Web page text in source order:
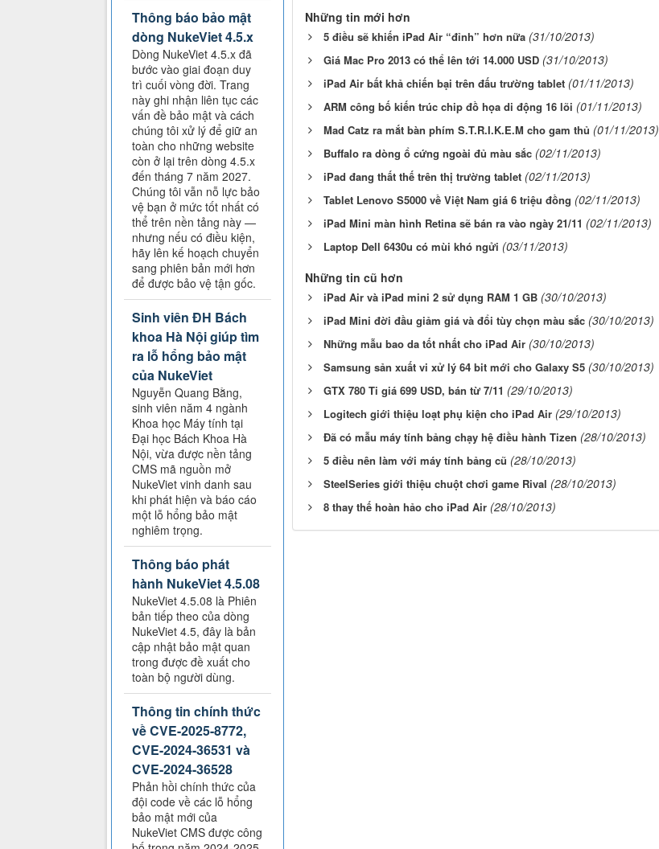
Những tin mới hơn
5 điều sẽ khiến iPad Air “đỉnh” hơn nữa (31/10/2013)
Giá Mac Pro 2013 có thể lên tới 14.000 USD (31/10/2013)
iPad Air bất khả chiến bại trên đấu trường tablet (01/11/2013)
ARM công bố kiến trúc chip đồ họa di động 16 lõi (01/11/2013)
Mad Catz ra mắt bàn phím S.T.R.I.K.E.M cho gam thủ (01/11/2013)
Buffalo ra dòng ổ cứng ngoài đủ màu sắc (02/11/2013)
iPad đang thất thế trên thị trường tablet (02/11/2013)
Tablet Lenovo S5000 về Việt Nam giá 6 triệu đồng (02/11/2013)
iPad Mini màn hình Retina sẽ bán ra vào ngày 21/11 (02/11/2013)
Laptop Dell 6430u có mùi khó ngửi (03/11/2013)
Những tin cũ hơn
iPad Air và iPad mini 2 sử dụng RAM 1 GB (30/10/2013)
iPad Mini đời đầu giảm giá và đổi tùy chọn màu sắc (30/10/2013)
Những mẫu bao da tốt nhất cho iPad Air (30/10/2013)
Samsung sản xuất vi xử lý 64 bit mới cho Galaxy S5 (30/10/2013)
GTX 780 Ti giá 699 USD, bán từ 7/11 (29/10/2013)
Logitech giới thiệu loạt phụ kiện cho iPad Air (29/10/2013)
Đã có mẫu máy tính bảng chạy hệ điều hành Tizen (28/10/2013)
5 điều nên làm với máy tính bảng cũ (28/10/2013)
SteelSeries giới thiệu chuột chơi game Rival (28/10/2013)
8 thay thế hoàn hảo cho iPad Air (28/10/2013)
Thông báo bảo mật
dòng NukeViet 4.5.x
Dòng NukeViet 4.5.x đã
bước vào giai đoạn duy
trì cuối vòng đời. Trang
này ghi nhận liên tục các
vấn đề bảo mật và cách
chúng tôi xử lý để giữ an
toàn cho những website
còn ở lại trên dòng 4.5.x
đến tháng 7 năm 2027.
Chúng tôi vẫn nỗ lực bảo
vệ bạn ở mức tốt nhất có
thể trên nền tảng này —
nhưng nếu có điều kiện,
hãy lên kế hoạch chuyển
sang phiên bản mới hơn
để được bảo vệ tận gốc.
Sinh viên ĐH Bách
khoa Hà Nội giúp tìm
ra lỗ hổng bảo mật
của NukeViet
Nguyễn Quang Bằng,
sinh viên năm 4 ngành
Khoa học Máy tính tại
Đại học Bách Khoa Hà
Nội, vừa được nền tảng
CMS mã nguồn mở
NukeViet vinh danh sau
khi phát hiện và báo cáo
một lỗ hổng bảo mật
nghiêm trọng.
Thông báo phát
hành NukeViet 4.5.08
NukeViet 4.5.08 là Phiên
bản tiếp theo của dòng
NukeViet 4.5, đây là bản
cập nhật bảo mật quan
trong được đề xuất cho
toàn bộ người dùng.
Thông tin chính thức
về CVE-2025-8772,
CVE-2024-36531 và
CVE-2024-36528
Phản hồi chính thức của
đội code về các lỗ hổng
bảo mật mới của
NukeViet CMS được công